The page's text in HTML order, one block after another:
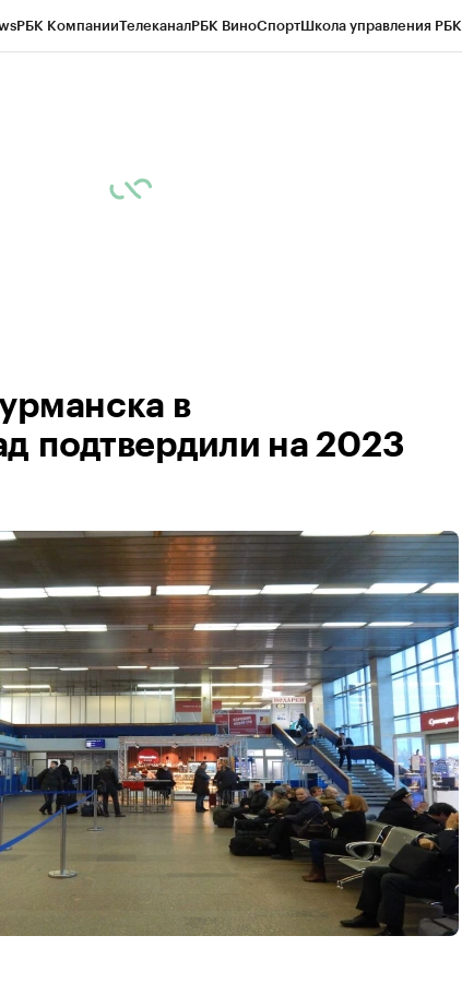
РБК КомпанииТелеканалРБК ВиноСпортШкола управления РБК
в
подтвердили на 2023